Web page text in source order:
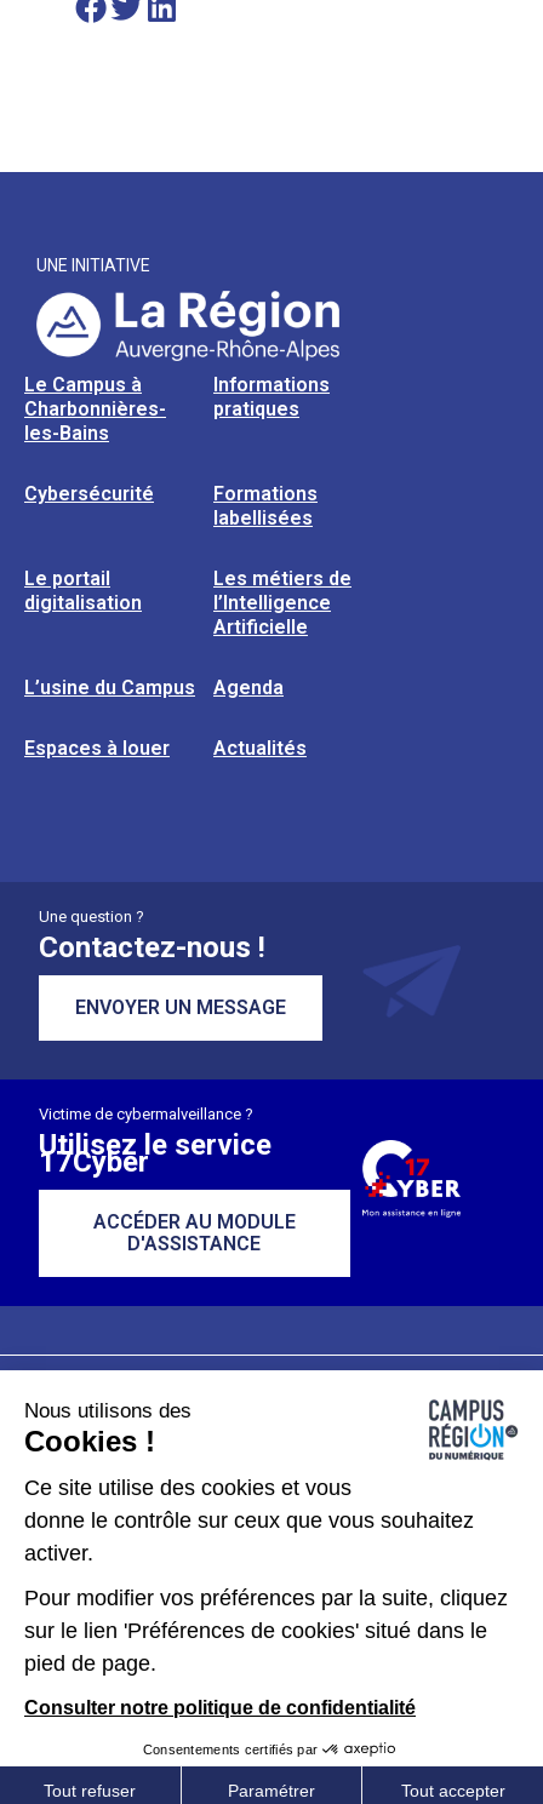
UNE INITIATIVE
Le Campus à
Charbonnières-
les-Bains
Informations
pratiques
Cybersécurité
Formations
labellisées
Le portail
digitalisation
Les métiers de
l’Intelligence
Artificielle
L’usine du Campus Agenda
Espaces à louer Actualités
Une question ?
Contactez-nous !
ENVOYER UN MESSAGE
Victime de cybermalveillance ?
Utilisez le service
17Cyber
ACCÉDER AU MODULE
D'ASSISTANCE
Plan du site
Données personnelles
Gérer les cookies
Kit de communication
Accessibilité : partiellement conforme
Nous utilisons des
Cookies !
Ce site utilise des cookies et vous
donne le contrôle sur ceux que vous souhaitez
activer.
Pour modifier vos préférences par la suite, cliquez
sur le lien 'Préférences de cookies' situé dans le
pied de page.
Consulter notre politique de confidentialité
Consentements certifiés par
Tout refuser Paramétrer Tout accepter